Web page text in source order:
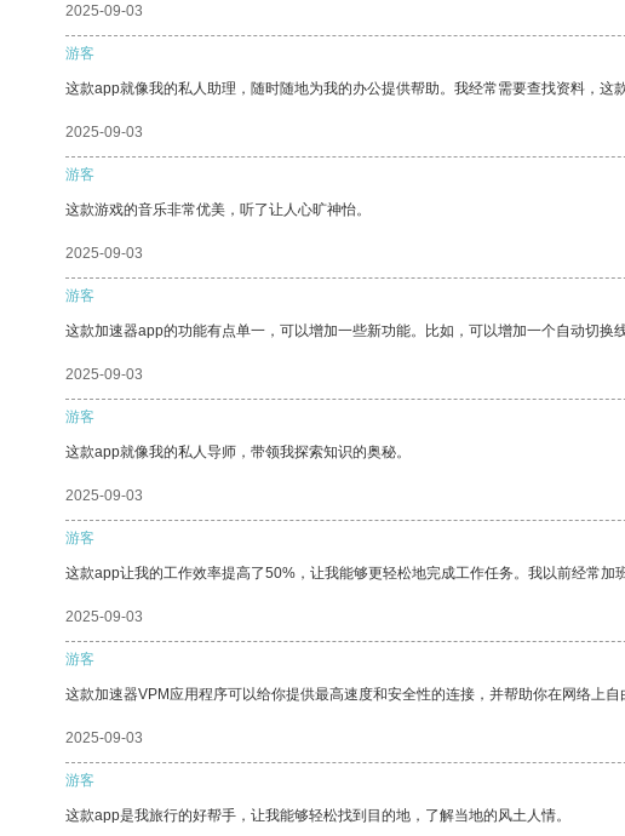
2025-09-03
游客
这款app就像我的私人助理，随时随地为我的办公提供帮助。我经常需要查找资料，这
2025-09-03
游客
这款游戏的音乐非常优美，听了让人心旷神怡。
2025-09-03
游客
这款加速器app的功能有点单一，可以增加一些新功能。比如，可以增加一个自动切
2025-09-03
游客
这款app就像我的私人导师，带领我探索知识的奥秘。
2025-09-03
游客
这款app让我的工作效率提高了50%，让我能够更轻松地完成工作任务。我以前经常加
2025-09-03
游客
这款加速器VPM应用程序可以给你提供最高速度和安全性的连接，并帮助你在网络上自
2025-09-03
游客
这款app是我旅行的好帮手，让我能够轻松找到目的地，了解当地的风土人情。